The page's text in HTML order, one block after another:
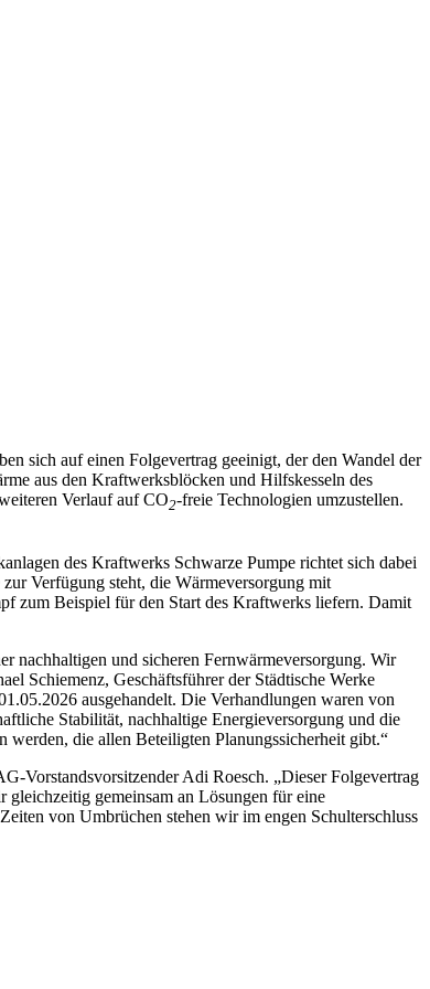
sich auf einen Folgevertrag geeinigt, der den Wandel der
aus den Kraftwerksblöcken und Hilfskesseln des
Verlauf auf CO2-freie Technologien umzustellen.
des Kraftwerks Schwarze Pumpe richtet sich dabei
Verfügung steht, die Wärmeversorgung mit
zum Beispiel für den Start des Kraftwerks liefern. Damit
nachhaltigen und sicheren Fernwärmeversorgung. Wir
Schiemenz, Geschäftsführer der Städtische Werke
ausgehandelt. Die Verhandlungen waren von
Stabilität, nachhaltige Energieversorgung und die
die allen Beteiligten Planungssicherheit gibt.“
Vorstandsvorsitzender Adi Roesch. „Dieser Folgevertrag
gemeinsam an Lösungen für eine
von Umbrüchen stehen wir im engen Schulterschluss